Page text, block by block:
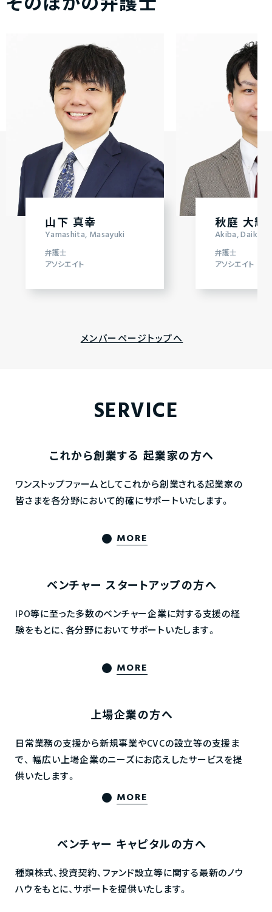
山下 真幸
Yamashita, Masayuki
弁護士
アソシエイト
秋庭 大輝
Akiba, Daiki
弁護士
アソシエイト
メンバーページトップへ
SERVICE
これから創業する 起業家の方へ
ワンストップファームとしてこれから創業される起業家の
皆さまを各分野において的確にサポートいたします。
MORE
ベンチャー スタートアップの方へ
IPO等に至った多数のベンチャー企業に対する支援の経
験をもとに、各分野においてサポートいたします。
MORE
上場企業の方へ
日常業務の支援から新規事業やCVCの設立等の支援ま
で、 幅広い上場企業のニーズにお応えしたサービスを提
供いたします。
MORE
ベンチャー キャピタルの方へ
種類株式、投資契約、ファンド設立等に関する最新のノウ
ハウをもとに、サポートを提供いたします。